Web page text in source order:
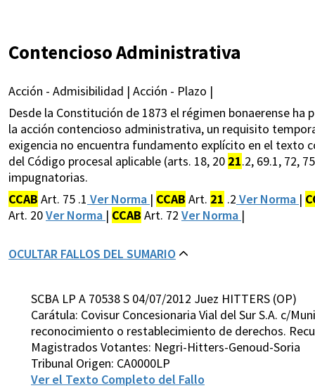
Contencioso Administrativa
Acción - Admisibilidad | Acción - Plazo |
Desde la Constitución de 1873 el régimen bonaerense
la acción contencioso administrativa, un requisito
exigencia no encuentra fundamento explícito en el texto
del Código procesal aplicable (arts. 18, 20 21.2, 69.1, 72,
impugnatorias.
CCAB Art. 75 .1 Ver Norma | CCAB Art. 21 .2 Ver Norma |
Art. 20Ver Norma | CCAB Art. 72 Ver Norma |
OCULTAR FALLOS DEL SUMARIO
SCBA LP A 70538 S 04/07/2012 Juez HITTERS (OP)
Carátula: Covisur Concesionaria Vial del Sur S.A. c/
reconocimiento o restablecimiento de derechos.
Magistrados Votantes: Negri-Hitters-Genoud-Soria
Tribunal Origen: CA0000LP
Ver el Texto Completo del Fallo